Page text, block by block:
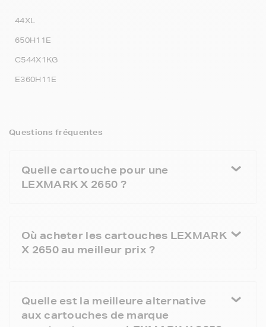
44XL
650H11E
C544X1KG
E360H11E
Questions fréquentes
Quelle cartouche pour une
LEXMARK X 2650 ?
Où acheter les cartouches LEXMARK
X 2650 au meilleur prix ?
Quelle est la meilleure alternative
aux cartouches de marque